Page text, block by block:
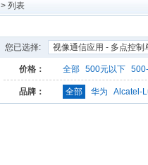
> 列表
您已选择: 视像通信应用 - 多点控制
价格： 全部 500元以下
品牌： 全部 华为 Alcatel-